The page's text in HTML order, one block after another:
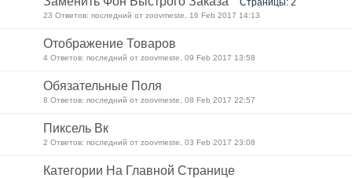
23 Ответов: последний от zoovmeste, 16 Feb 2017 14:13
Отображение Товаров
4 Ответов: последний от zoovmeste, 09 Feb 2017 13:58
Обязательные Поля
8 Ответов: последний от zoovmeste, 08 Feb 2017 22:57
Пиксель Вк
2 Ответов: последний от zoovmeste, 03 Feb 2017 23:08
Категории На Главной Странице